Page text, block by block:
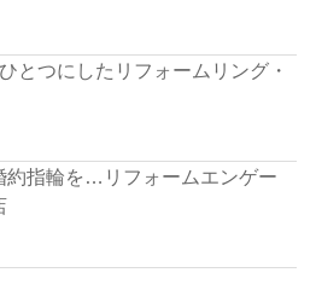
とつにしたリフォームリング・
約指輪を…リフォームエンゲー